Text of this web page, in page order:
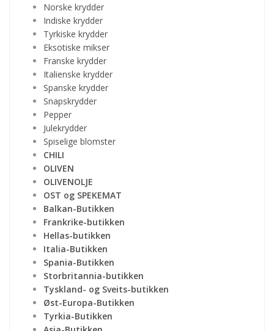
Norske krydder
Indiske krydder
Tyrkiske krydder
Eksotiske mikser
Franske krydder
Italienske krydder
Spanske krydder
Snapskrydder
Pepper
Julekrydder
Spiselige blomster
CHILI
OLIVEN
OLIVENOLJE
OST og SPEKEMAT
Balkan-Butikken
Frankrike-butikken
Hellas-butikken
Italia-Butikken
Spania-Butikken
Storbritannia-butikken
Tyskland- og Sveits-butikken
Øst-Europa-Butikken
Tyrkia-Butikken